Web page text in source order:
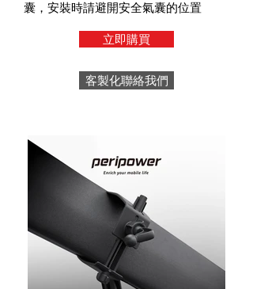
囊，安裝時請避開安全氣囊的位置
立即購買
客製化聯絡我們